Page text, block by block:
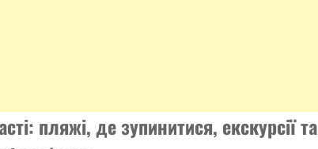
пляжі, де зупинитися, екскурсії та